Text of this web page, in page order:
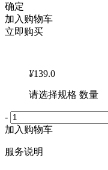
确定
加入购物车
立即购买
¥139.0
请选择规格 数量
-
加入购物车
服务说明